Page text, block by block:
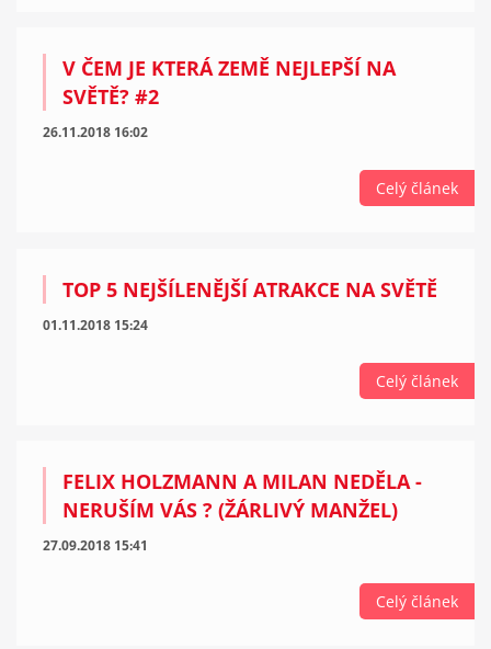
V ČEM JE KTERÁ ZEMĚ NEJLEPŠÍ NA
SVĚTĚ? #2
26.11.2018 16:02
Celý článek
TOP 5 NEJŠÍLENĚJŠÍ ATRAKCE NA SVĚTĚ
01.11.2018 15:24
Celý článek
FELIX HOLZMANN A MILAN NEDĚLA -
NERUŠÍM VÁS ? (ŽÁRLIVÝ MANŽEL)
27.09.2018 15:41
Celý článek